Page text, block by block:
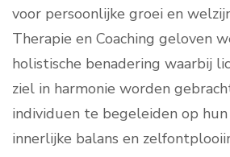
voor persoonlijke groei en
Therapie en Coaching geloven
holistische benadering waarbij
ziel in harmonie worden
individuen te begeleiden op
innerlijke balans en